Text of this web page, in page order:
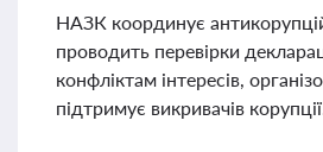
НАЗК координує
проводить перевірки
конфліктам інтересів,
підтримує викривачів